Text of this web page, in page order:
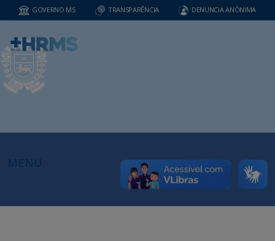
GOVERNO MS TRANSPARÊNCIA DENUNCIA ANÔNIMA